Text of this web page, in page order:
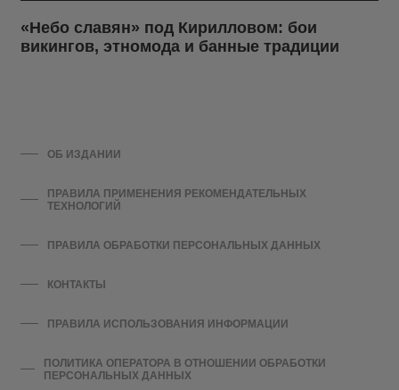
«Небо славян» под Кирилловом: бои
викингов, этномода и банные традиции
ОБ ИЗДАНИИ
ПРАВИЛА ПРИМЕНЕНИЯ РЕКОМЕНДАТЕЛЬНЫХ
ТЕХНОЛОГИЙ
ПРАВИЛА ОБРАБОТКИ ПЕРСОНАЛЬНЫХ ДАННЫХ
КОНТАКТЫ
ПРАВИЛА ИСПОЛЬЗОВАНИЯ ИНФОРМАЦИИ
ПОЛИТИКА ОПЕРАТОРА В ОТНОШЕНИИ ОБРАБОТКИ
ПЕРСОНАЛЬНЫХ ДАННЫХ